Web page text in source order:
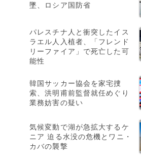
墜、ロシア国防省
パレスチナ人と衝突したイス
ラエル人入植者、「フレンド
リーファイア」で死亡した可
能性
韓国サッカー協会を家宅捜
索、洪明甫前監督就任めぐり
業務妨害の疑い
気候変動で湖が急拡大するケ
ニア 迫る水没の危機とワニ・
カバの襲撃